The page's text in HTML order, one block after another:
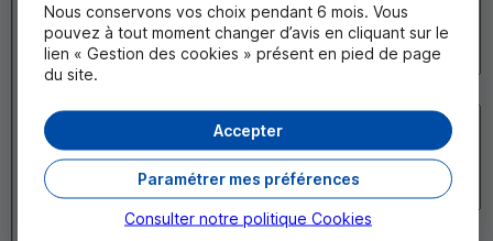
Résumé des faits*
Nous conservons vos choix pendant 6 mois. Vous
pouvez à tout moment changer d’avis en cliquant sur le
lien « Gestion des cookies » présent en pied de page
du site.
Accepter
Paramétrer mes préférences
Consulter notre politique Cookies